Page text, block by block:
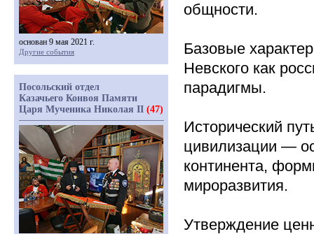
общности.
Базовые
Невского как
парадигмы.
Исторический
цивилизации —
континента,
мироразвития.
Утверждение
основан 9 мая 2021 г.
Другие события
Посольский отдел
Казачьего Конвоя Памяти
Царя Мученика Николая II (47)